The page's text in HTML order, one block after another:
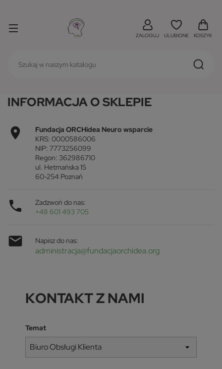
ZALOGUJ ULUBIONE KOSZYK
INFORMACJA O SKLEPIE

Fundacja ORCHidea Neuro wsparcie
KRS: 0000586006
NIP: 7773256099
Regon: 362986710
ul. Hetmańska 15
60-254 Poznań

Zadzwoń do nas:
+48 601 493 705
 Napisz do nas:
administracja@fundacjaorchidea.org
KONTAKT Z NAMI
Temat